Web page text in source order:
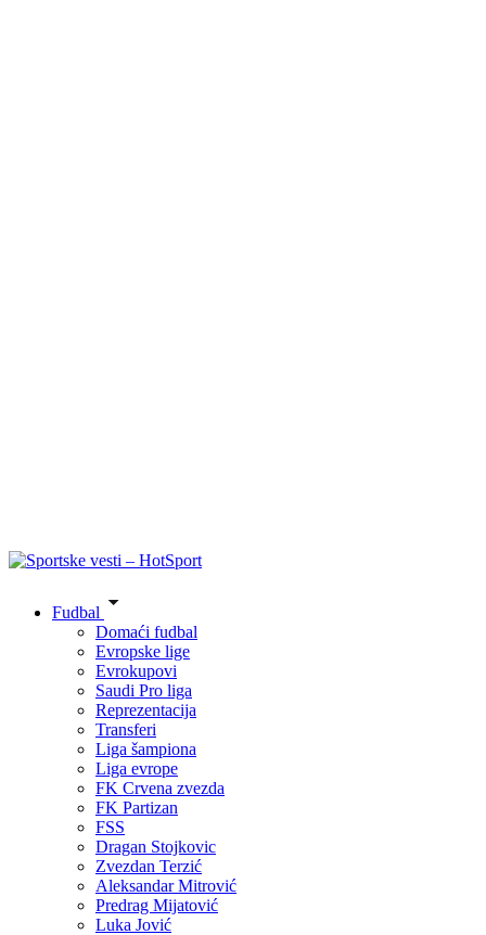
Fudbal
Domaći fudbal
Evropske lige
Evrokupovi
Saudi Pro liga
Reprezentacija
Transferi
Liga šampiona
Liga evrope
FK Crvena zvezda
FK Partizan
FSS
Dragan Stojkovic
Zvezdan Terzić
Aleksandar Mitrović
Predrag Mijatović
Luka Jović